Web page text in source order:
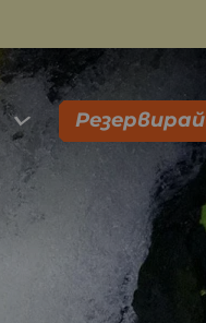
Резервирай